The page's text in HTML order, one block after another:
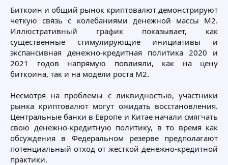
Биткоин и общий рынок криптовалют демонстрируют
четкую связь с колебаниями денежной массы M2.
Иллюстративный график показывает, как
существенные стимулирующие инициативы и
экспансивная денежно-кредитная политика 2020 и
2021 годов напрямую повлияли, как на цену
биткоина, так и на модели роста M2.
Несмотря на проблемы с ликвидностью, участники
рынка криптовалют могут ожидать восстановления.
Центральные банки в Европе и Китае начали смягчать
свою денежно-кредитную политику, в то время как
обсуждения в Федеральном резерве предполагают
потенциальный отход от жесткой денежно-кредитной
практики.